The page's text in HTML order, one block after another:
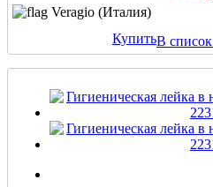
Veragio (Италия)
КупитьВ